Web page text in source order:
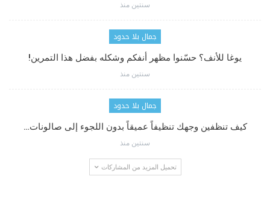
سنتين منذ
جمال بلا حدود
يوغا للأنف؟ حسّنوا مظهر أنفكم وشكله بفضل هذا التمرين!
سنتين منذ
جمال بلا حدود
كيف تنظفين وجهك تنظيفاً عميقاً بدون اللجوء إلى صالونات…
سنتين منذ
تحميل المزيد من المشاركات